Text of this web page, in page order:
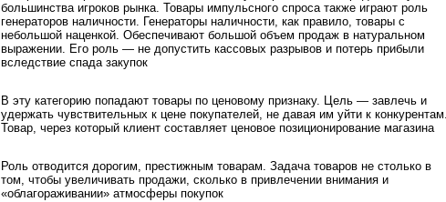
большинства игроков рынка. Товары импульсного спроса также играют роль
генераторов наличности. Генераторы наличности, как правило, товары с
небольшой наценкой. Обеспечивают большой объем продаж в натуральном
выражении. Его роль — не допустить кассовых разрывов и потерь прибыли
вследствие спада закупок
В эту категорию попадают товары по ценовому признаку. Цель — завлечь и
удержать чувствительных к цене покупателей, не давая им уйти к
Товар, через который клиент составляет ценовое позиционирование магазина
Роль отводится дорогим, престижным товарам. Задача товаров не столько в
том, чтобы увеличивать продажи, сколько в привлечении внимания и
«облагораживании» атмосферы покупок